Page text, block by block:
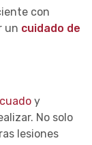
con
un cuidado de
y
No solo
lesiones